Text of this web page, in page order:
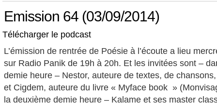
Emission 64 (03/09/2014)
Télécharger le podcast
L’émission de rentrée de Poésie à l’écoute a lieu
sur Radio Panik de 19h à 20h. Et les invitées sont –
demie heure – Nestor, auteure de textes, de
et Cigdem, auteure du livre « Myface book »
la deuxième demie heure – Kalame et ses master